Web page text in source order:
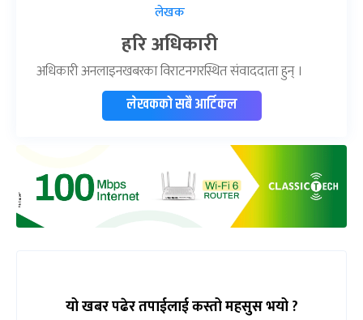
लेखक
हरि अधिकारी
अधिकारी अनलाइनखबरका विराटनगरस्थित संवाददाता हुन् ।
लेखकको सबै आर्टिकल
यो खबर पढेर तपाईलाई कस्तो महसुस भयो ?